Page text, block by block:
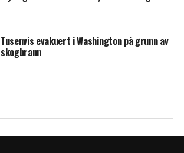
Tusenvis evakuert i Washington på grunn av
skogbrann